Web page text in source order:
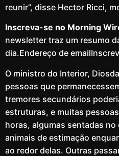
reunir”, disse Hector Ricci,
Inscreva-se no Morning
newsletter traz um resumo
dia.Endereço de
O ministro do Interior,
pessoas que
tremores secundários
estruturas, e muitas
horas, algumas sentadas
animais de estimação
ao redor delas. Outras